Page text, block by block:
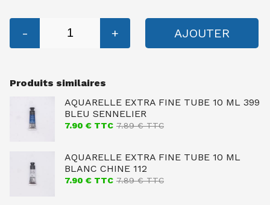
- + AJOUTER
Produits similaires
AQUARELLE EXTRA FINE TUBE 10 ML 399
BLEU SENNELIER
7.90 € TTC 7.89€ TTC
AQUARELLE EXTRA FINE TUBE 10 ML
BLANC CHINE 112
7.90 € TTC 7.89€ TTC